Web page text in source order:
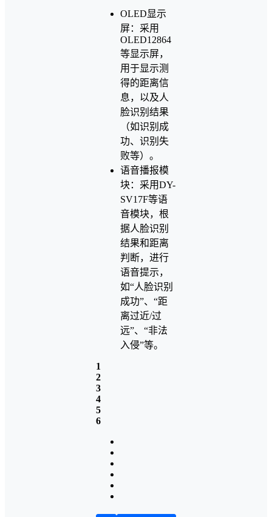
OLED显示
屏：采用
OLED12864
等显示屏，
用于显示测
得的距离信
息，以及人
脸识别结果
（如识别成
功、识别失
败等）。
语音播报模
块：采用DY-
SV17F等语
音模块，根
据人脸识别
结果和距离
判断，进行
语音提示，
如“人脸识别
成功”、“距
离过近/过
远”、“非法
入侵”等。
1
2
3
4
5
6